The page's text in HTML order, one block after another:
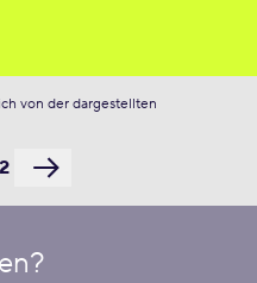
von der dargestellten